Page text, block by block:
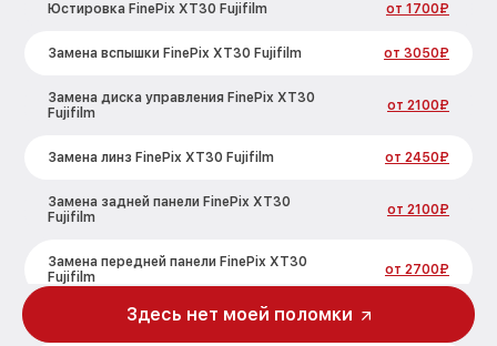
Юстировка FinePix XT30 Fujifilm от 1700₽
Замена вспышки FinePix XT30 Fujifilm от 3050₽
Замена диска управления FinePix XT30
Fujifilm
от 2100₽
Замена линз FinePix XT30 Fujifilm от 2450₽
Замена задней панели FinePix XT30
Fujifilm
от 2100₽
Замена передней панели FinePix XT30
Fujifilm
от 2700₽
Замена устройства стабилизации
Здесь нет моей поломки